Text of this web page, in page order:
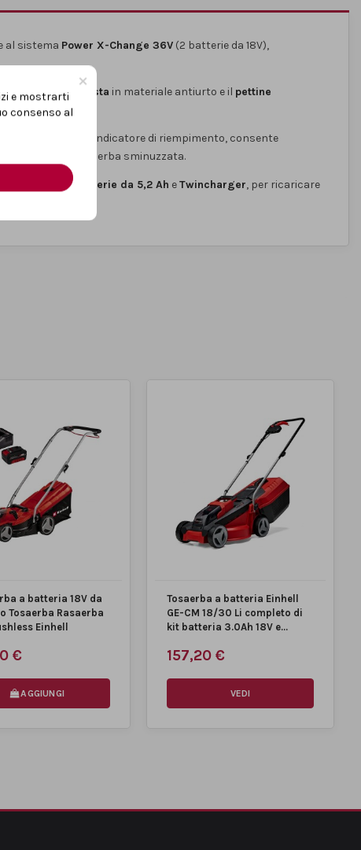
al sistema Power X-Change 36V (2 batterie da 18V),
La struttura robusta in materiale antiurto e il pettine
, con indicatore di riempimento, consente
distribuendo l’erba sminuzzata.
include 2 batterie da 5,2 Ah eTwincharger, per ricaricare
a batteria 18V da
Tosaerba Rasaerba
Einhell
€
AGGIUNGI
Tosaerba a batteria Einhell
GE-CM 18/30 Li completo di
kit batteria 3.0Ah 18V e...
157,20 €
VEDI
×
e mostrarti
consenso al